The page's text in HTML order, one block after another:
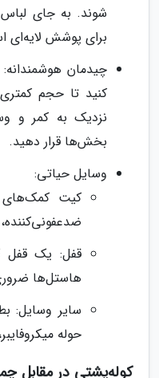
شوند. به جای
برای پوشش لایه‌ای
چیدمان
کنید تا حجم
نزدیک به کمر و
بخش‌ها قرار دهید.
وسایل حیاتی:
کیت کمک‌های
قفل: یک قفل
هاستل‌ها
سایر وسایل:
حوله
کوله‌پشتی در مقابل